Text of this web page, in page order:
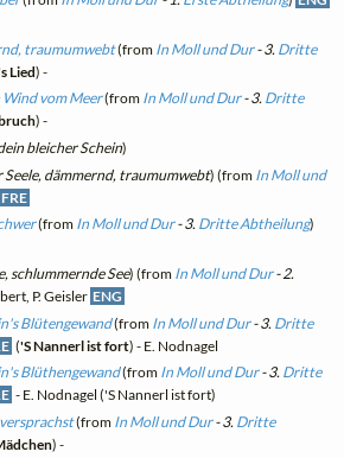
traumumwebt(from In Moll und Dur- 3. Dritte
Lied) -
vom Meer(from In Moll und Dur- 3. Dritte
) -
bleicher Schein)
Seele, dämmernd, traumumwebt) (from In Moll und
FRE
(from In Moll und Dur- 3. Dritte Abtheilung)
schlummernde See) (from In Moll und Dur- 2.
P. Geisler ENG
Blütengewand(from In Moll und Dur- 3. Dritte
('S Nannerl ist fort) - E. Nodnagel
Blüthengewand(from In Moll und Dur- 3. Dritte
- E. Nodnagel ('S Nannerl ist fort)
(from In Moll und Dur- 3. Dritte
) -